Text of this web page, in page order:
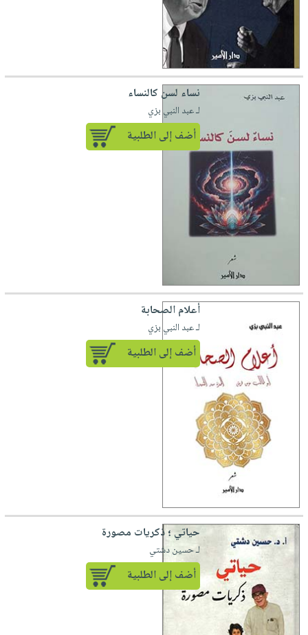
نساء لسن كالنساء
لـ عبد النبي بزي
أضف إلى الطلبية
أعلام الصحابة
لـ عبد النبي بزي
أضف إلى الطلبية
حياتي ؛ ذكريات مصورة
لـ حسين دشتي
أضف إلى الطلبية